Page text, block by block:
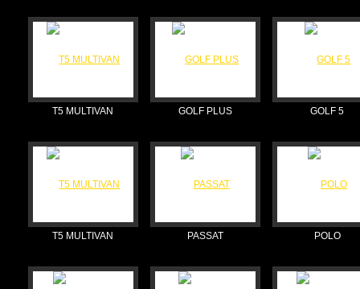
T5 MULTIVAN GOLF PLUS GOLF 5
T5 MULTIVAN PASSAT POLO